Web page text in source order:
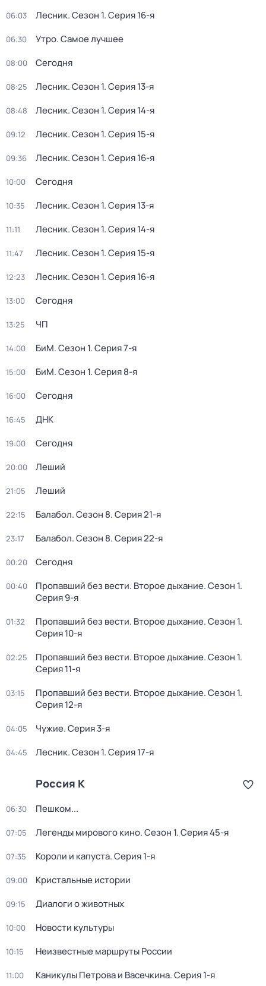
06:03 Лесник. Сезон 1. Серия 16-я
06:30 Утро. Самое лучшее
08:00 Сегодня
08:25 Лесник. Сезон 1. Серия 13-я
08:48 Лесник. Сезон 1. Серия 14-я
09:12 Лесник. Сезон 1. Серия 15-я
09:36 Лесник. Сезон 1. Серия 16-я
10:00 Сегодня
10:35 Лесник. Сезон 1. Серия 13-я
11:11 Лесник. Сезон 1. Серия 14-я
11:47 Лесник. Сезон 1. Серия 15-я
12:23 Лесник. Сезон 1. Серия 16-я
13:00 Сегодня
13:25 ЧП
14:00 БиМ. Сезон 1. Серия 7-я
15:00 БиМ. Сезон 1. Серия 8-я
16:00 Сегодня
16:45 ДНК
19:00 Сегодня
20:00 Леший
21:05 Леший
22:15 Балабол. Сезон 8. Серия 21-я
23:17 Балабол. Сезон 8. Серия 22-я
00:20 Сегодня
00:40 Пропавший без вести. Второе дыхание. Сезон 1.
Серия 9-я
01:32 Пропавший без вести. Второе дыхание. Сезон 1.
Серия 10-я
02:25 Пропавший без вести. Второе дыхание. Сезон 1.
Серия 11-я
03:15 Пропавший без вести. Второе дыхание. Сезон 1.
Серия 12-я
04:05 Чужие. Серия 3-я
04:45 Лесник. Сезон 1. Серия 17-я
Россия К
06:30 Пешком...
07:05 Легенды мирового кино. Сезон 1. Серия 45-я
07:35 Короли и капуста. Серия 1-я
09:00 Кристальные истории
09:15 Диалоги о животных
10:00 Новости культуры
10:15 Неизвестные маршруты России
11:00 Каникулы Петрова и Васечкина. Серия 1-я